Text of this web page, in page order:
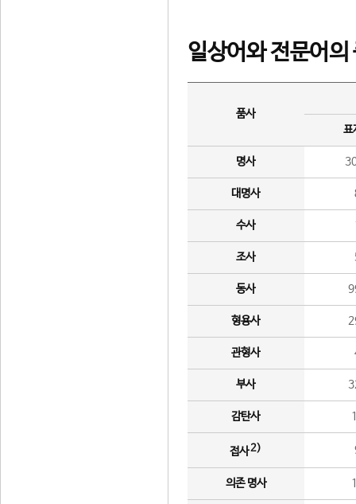
일상어와 전문어의
품사
표
명사
대명사
수사
조사
동사
형용사
관형사
부사
감탄사
접사2)
의존 명사